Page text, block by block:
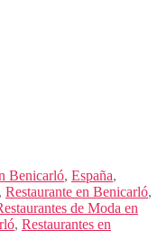
Benicarló, España,
, Restaurante en Benicarló,
de Moda en
, Restaurantes en